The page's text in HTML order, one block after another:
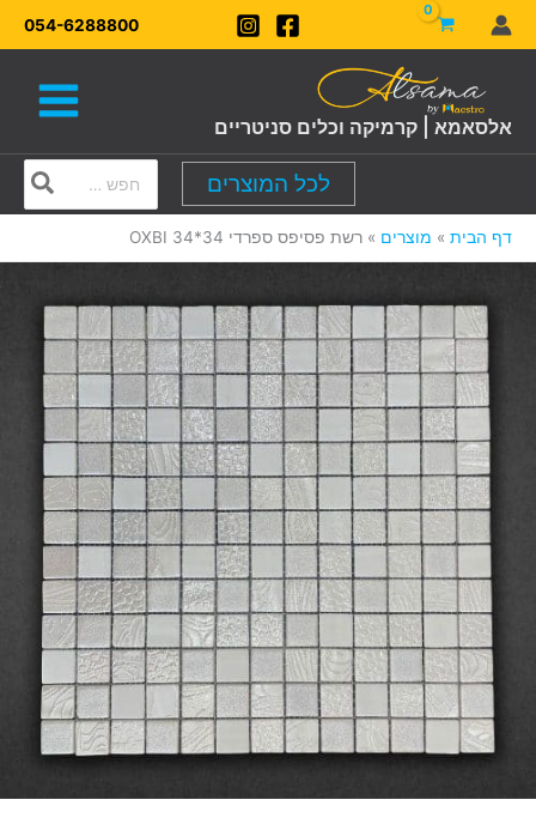
דילוג
לתוכן
054-6288800
אלסאמא | קרמיקה וכלים סניטריים
לכל המוצרים
for:
דף הבית מוצרים רשת פסיפס ספרדי 34*34 OXBI